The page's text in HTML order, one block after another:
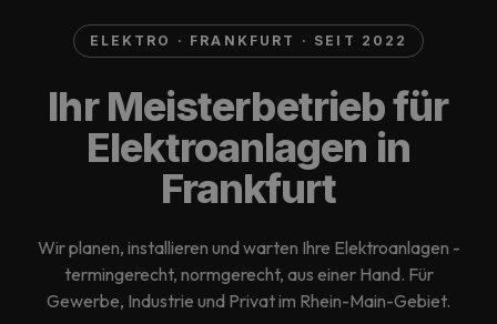
ELEKTRO · FRANKFURT · SEIT 2022
Ihr Meisterbetrieb für
Elektroanlagen in
Frankfurt
Wir planen, installieren und warten Ihre Elektroanlagen -
termingerecht, normgerecht, aus einer Hand. Für
Gewerbe, Industrie und Privat im Rhein-Main-Gebiet.